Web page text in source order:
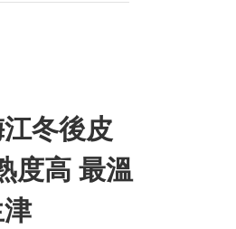
冬後皮
度高 最溫